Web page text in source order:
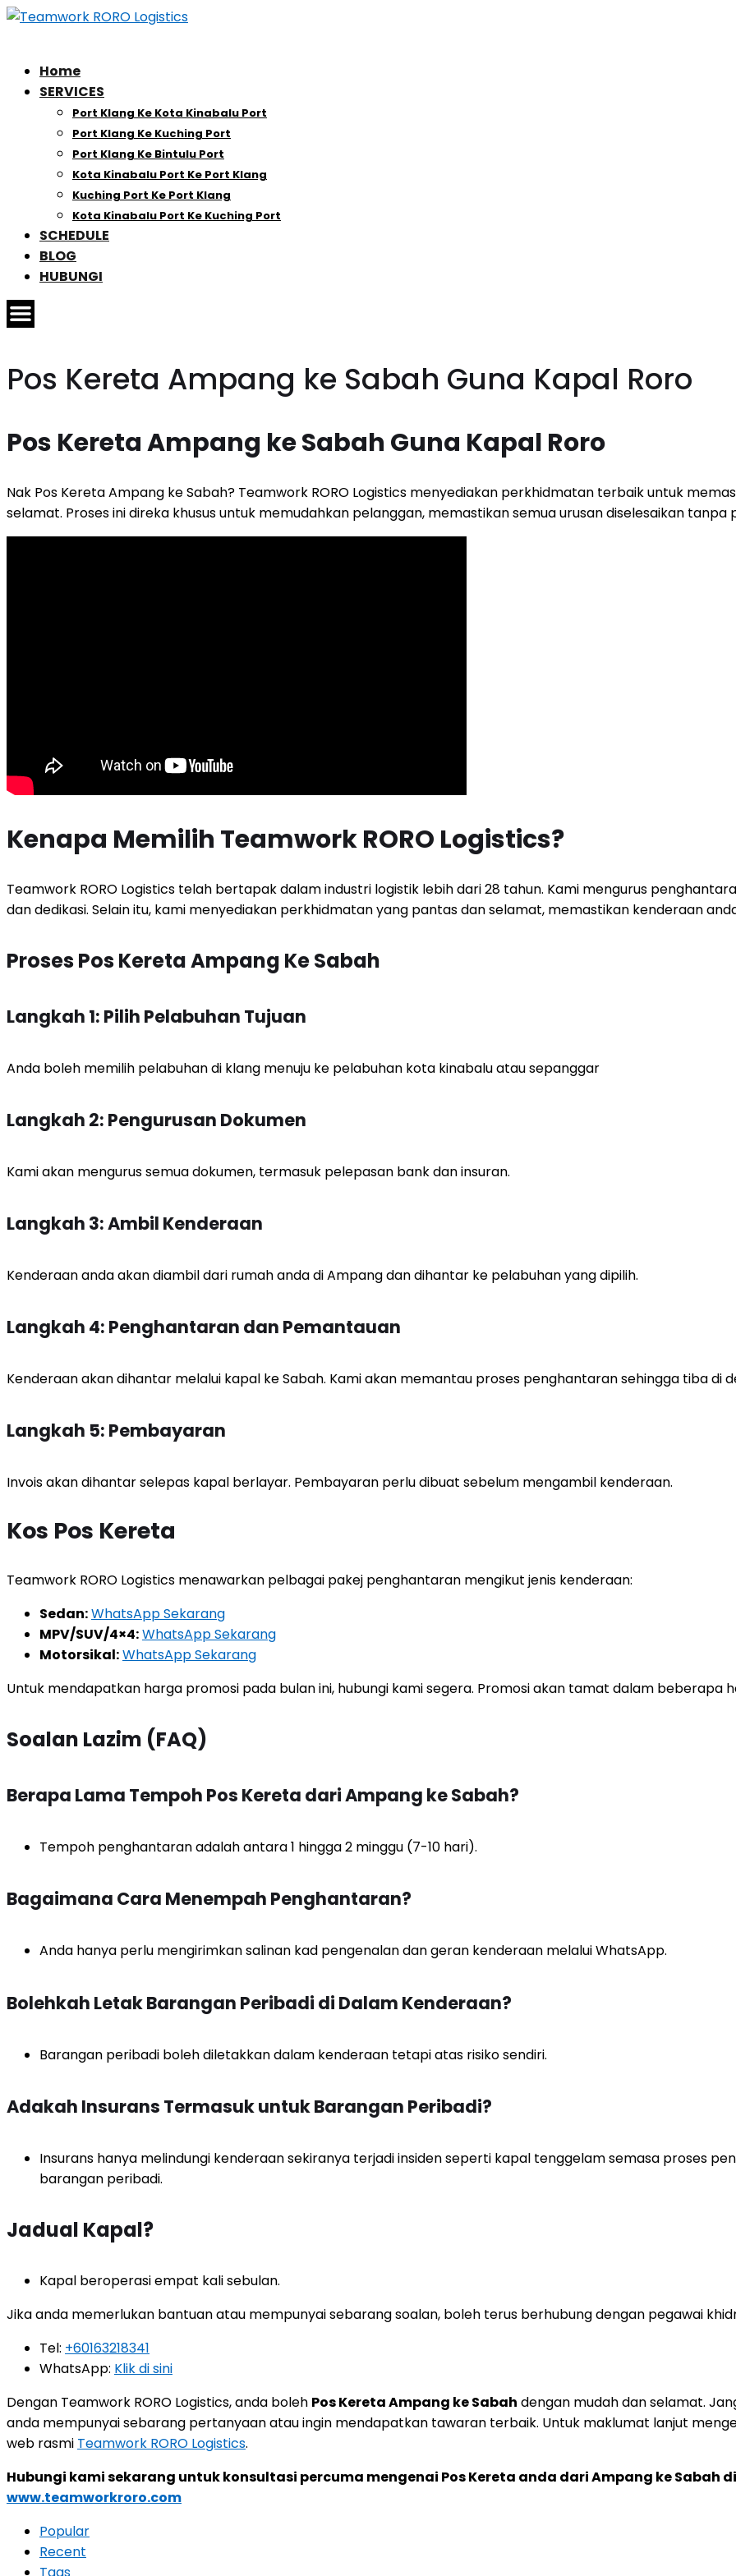
Home
SERVICES
Port Klang Ke Kota Kinabalu Port
Port Klang Ke Kuching Port
Port Klang Ke Bintulu Port
Kota Kinabalu Port Ke Port Klang
Kuching Port Ke Port Klang
Kota Kinabalu Port Ke Kuching Port
SCHEDULE
BLOG
HUBUNGI
Pos Kereta Ampang ke Sabah Guna Kapal Roro
Pos Kereta Ampang ke Sabah Guna Kapal Roro
Nak Pos Kereta Ampang ke Sabah? Teamwork RORO Logistics menyediakan perkhidmatan terbaik untuk
selamat. Proses ini direka khusus untuk memudahkan pelanggan, memastikan semua urusan diselesaikan tanpa
Kenapa Memilih Teamwork RORO Logistics?
Teamwork RORO Logistics telah bertapak dalam industri logistik lebih dari 28 tahun. Kami mengurus
dan dedikasi. Selain itu, kami menyediakan perkhidmatan yang pantas dan selamat, memastikan kenderaan
Proses Pos Kereta Ampang Ke Sabah
Langkah 1: Pilih Pelabuhan Tujuan
Anda boleh memilih pelabuhan di klang menuju ke pelabuhan kota kinabalu atau sepanggar
Langkah 2: Pengurusan Dokumen
Kami akan mengurus semua dokumen, termasuk pelepasan bank dan insuran.
Langkah 3: Ambil Kenderaan
Kenderaan anda akan diambil dari rumah anda di Ampang dan dihantar ke pelabuhan yang dipilih.
Langkah 4: Penghantaran dan Pemantauan
Kenderaan akan dihantar melalui kapal ke Sabah. Kami akan memantau proses penghantaran sehingga tiba di
Langkah 5: Pembayaran
Invois akan dihantar selepas kapal berlayar. Pembayaran perlu dibuat sebelum mengambil kenderaan.
Kos Pos Kereta
Teamwork RORO Logistics menawarkan pelbagai pakej penghantaran mengikut jenis kenderaan:
Sedan:WhatsApp Sekarang
MPV/SUV/4×4:WhatsApp Sekarang
Motorsikal:WhatsApp Sekarang
Untuk mendapatkan harga promosi pada bulan ini, hubungi kami segera. Promosi akan tamat dalam beberapa
Soalan Lazim (FAQ)
Berapa Lama Tempoh Pos Kereta dari Ampang ke Sabah?
Tempoh penghantaran adalah antara 1 hingga 2 minggu (7-10 hari).
Bagaimana Cara Menempah Penghantaran?
Anda hanya perlu mengirimkan salinan kad pengenalan dan geran kenderaan melalui WhatsApp.
Bolehkah Letak Barangan Peribadi di Dalam Kenderaan?
Barangan peribadi boleh diletakkan dalam kenderaan tetapi atas risiko sendiri.
Adakah Insurans Termasuk untuk Barangan Peribadi?
Insurans hanya melindungi kenderaan sekiranya terjadi insiden seperti kapal tenggelam semasa proses
barangan peribadi.
Jadual Kapal?
Kapal beroperasi empat kali sebulan.
Jika anda memerlukan bantuan atau mempunyai sebarang soalan, boleh terus berhubung dengan pegawai
Tel: +60163218341
WhatsApp: Klik di sini
Dengan Teamwork RORO Logistics, anda boleh Pos Kereta Ampang ke Sabah dengan mudah dan selamat.
anda mempunyai sebarang pertanyaan atau ingin mendapatkan tawaran terbaik. Untuk maklumat lanjut
web rasmi Teamwork RORO Logistics.
Hubungi kami sekarang untuk konsultasi percuma mengenai Pos Kereta anda dari Ampang ke Sabah
www.teamworkroro.com
Popular
Recent
Tags